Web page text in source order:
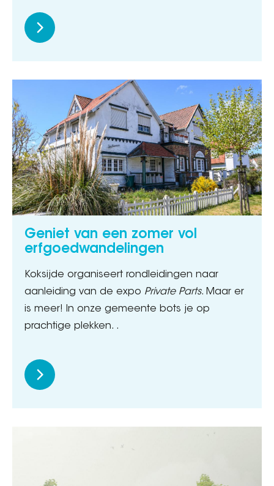
Geniet van een zomer vol
erfgoedwandelingen
Koksijde organiseert rondleidingen naar
aanleiding van de expo Private Parts. Maar er
is meer! In onze gemeente bots je op
prachtige plekken. .